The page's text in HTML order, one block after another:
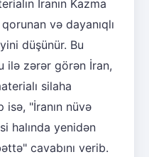
İranın Kazma
və dayanıqlı
düşünür. Bu
ilə zərər görən İran,
silaha
"İranın nüvə
halında yenidən
cavabını verib.